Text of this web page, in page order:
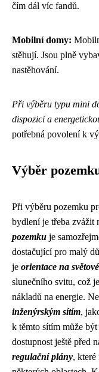
čím dál víc fandů.
Mobilní domy:
stěhují. Jsou plně
nastěhování.
Při výběru typu mini
dispozici a
potřebná povolení k
Výběr
Při výběru pozemku
bydlení je třeba
pozemku je
dostačující pro malý
je orientace na
slunečního svitu, což
nákladů na energie.
inženýrským sítím,
k těmto sítím může
dostupnost ještě před
regulační plány,